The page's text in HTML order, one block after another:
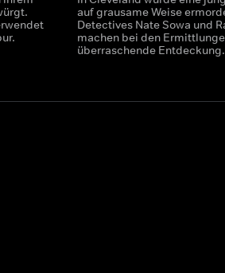
auf grausame Weise
Detectives Nate Sowa und
machen bei den
überraschende Entdeckung.